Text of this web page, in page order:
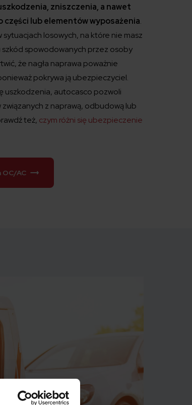
zniszczenia, a nawet
lub elementów wyposażenia.
losowych, na które nie masz
szkód spowodowanych przez osoby
że nagła naprawa poważnie
pokrywa ją ubezpieczyciel.
uszkodzenia, autocasco pozwoli
z naprawą, odbudową lub
też, czym różni się ubezpieczenie
OC/AC